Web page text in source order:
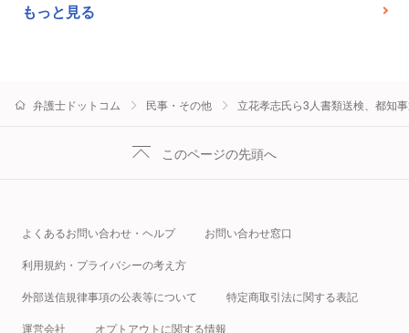
もっと見る
弁護士ドットコム 民事・その他 立花孝志氏ら3人書類送検、都知
このページの先頭へ
よくあるお問い合わせ・ヘルプ お問い合わせ窓口
利用規約・プライバシーの考え方
外部送信規律事項の公表等について 特定商取引法に関する表記
運営会社 オプトアウトに関する情報